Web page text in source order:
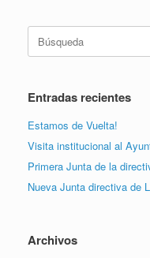
Buscar:
Entradas recientes
Estamos de Vuelta!
Visita institucional al
Primera Junta de la
Nueva Junta directiva de
Archivos